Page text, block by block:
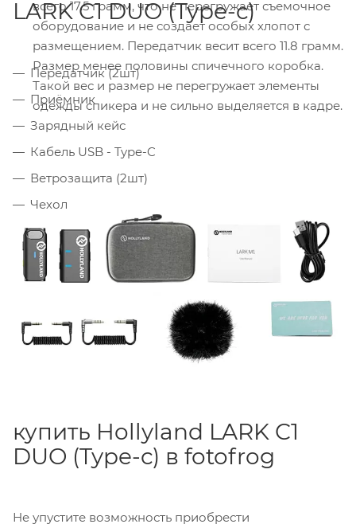
всего 17.5 грамм, что не перегружает съемочное
оборудование и не создает особых хлопот с
размещением. Передатчик весит всего 11.8 грамм.
Размер менее половины спичечного коробка.
Такой вес и размер не перегружает элементы
одежды спикера и не сильно выделяется в кадре.
LARK C1 DUO (Type-c)
Передатчик (2шт)
Приёмник
Зарядный кейс
Кабель USB - Type-C
Ветрозащита (2шт)
Чехол
купить Hollyland LARK C1
DUO (Type-c) в fotofrog
Не упустите возможность приобрести